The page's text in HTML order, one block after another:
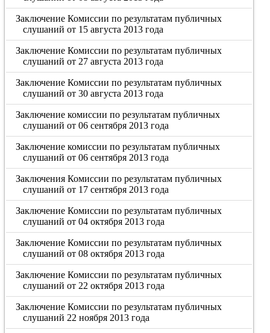
Заключение Комиссии по результатам публичных
слушаний от 15 августа 2013 года
Заключение Комиссии по результатам публичных
слушаний от 27 августа 2013 года
Заключение Комиссии по результатам публичных
слушаний от 30 августа 2013 года
Заключение комиссии по результатам публичных
слушаний от 06 сентября 2013 года
Заключение комиссии по результатам публичных
слушаний от 06 сентября 2013 года
Заключения Комиссии по результатам публичных
слушаний от 17 сентября 2013 года
Заключение Комиссии по результатам публичных
слушаний от 04 октября 2013 года
Заключение Комиссии по результатам публичных
слушаний от 08 октября 2013 года
Заключение Комиссии по результатам публичных
слушаний от 22 октября 2013 года
Заключение Комиссии по результатам публичных
слушаний 22 ноября 2013 года